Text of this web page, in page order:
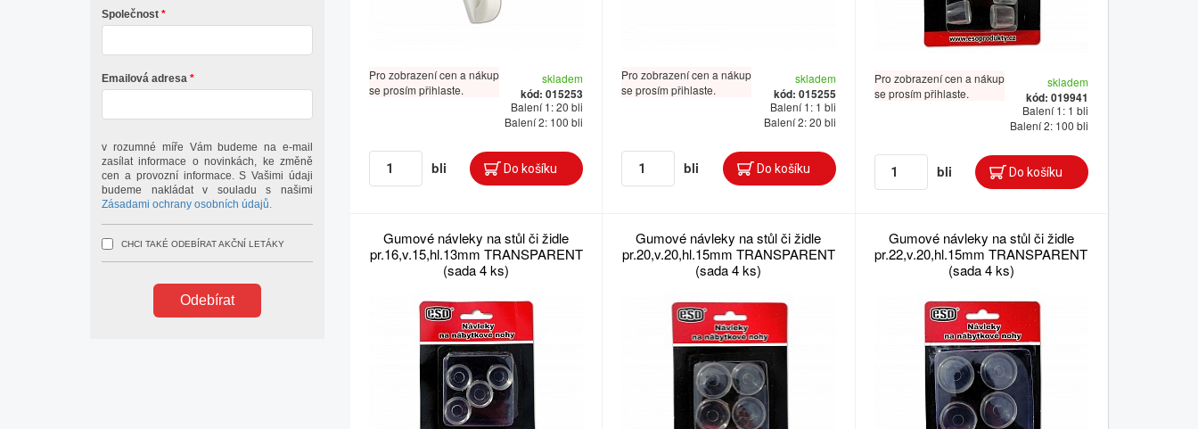
Společnost
Emailová adresa
v rozumné míře Vám budeme na e-mail
zasílat informace o novinkách, ke změně
cen a provozní informace. S Vašimi údaji
budeme nakládat v souladu s našimi
Zásadami ochrany osobních údajů.
CHCI TAKÉ ODEBÍRAT AKČNÍ LETÁKY
Odebírat
Pro zobrazení cen a nákup
se prosím přihlaste.
skladem
kód: 015253
Balení 1: 20 bli
Balení 2: 100 bli
bli
Pro zobrazení cen a nákup
se prosím přihlaste.
skladem
kód: 015255
Balení 1: 1 bli
Balení 2: 20 bli
bli
Pro zobrazení cen a nákup
se prosím přihlaste.
skladem
kód: 019941
Balení 1: 1 bli
Balení 2: 100 bli
bli
Gumové návleky na stůl či židle
pr.16,v.15,hl.13mm TRANSPARENT
(sada 4 ks)
Gumové návleky na stůl či židle
pr.20,v.20,hl.15mm TRANSPARENT
(sada 4 ks)
Gumové návleky na stůl či židle
pr.22,v.20,hl.15mm TRANSPARENT
(sada 4 ks)